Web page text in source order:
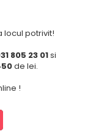
locul potrivit!
805 23 01si
de lei.
!